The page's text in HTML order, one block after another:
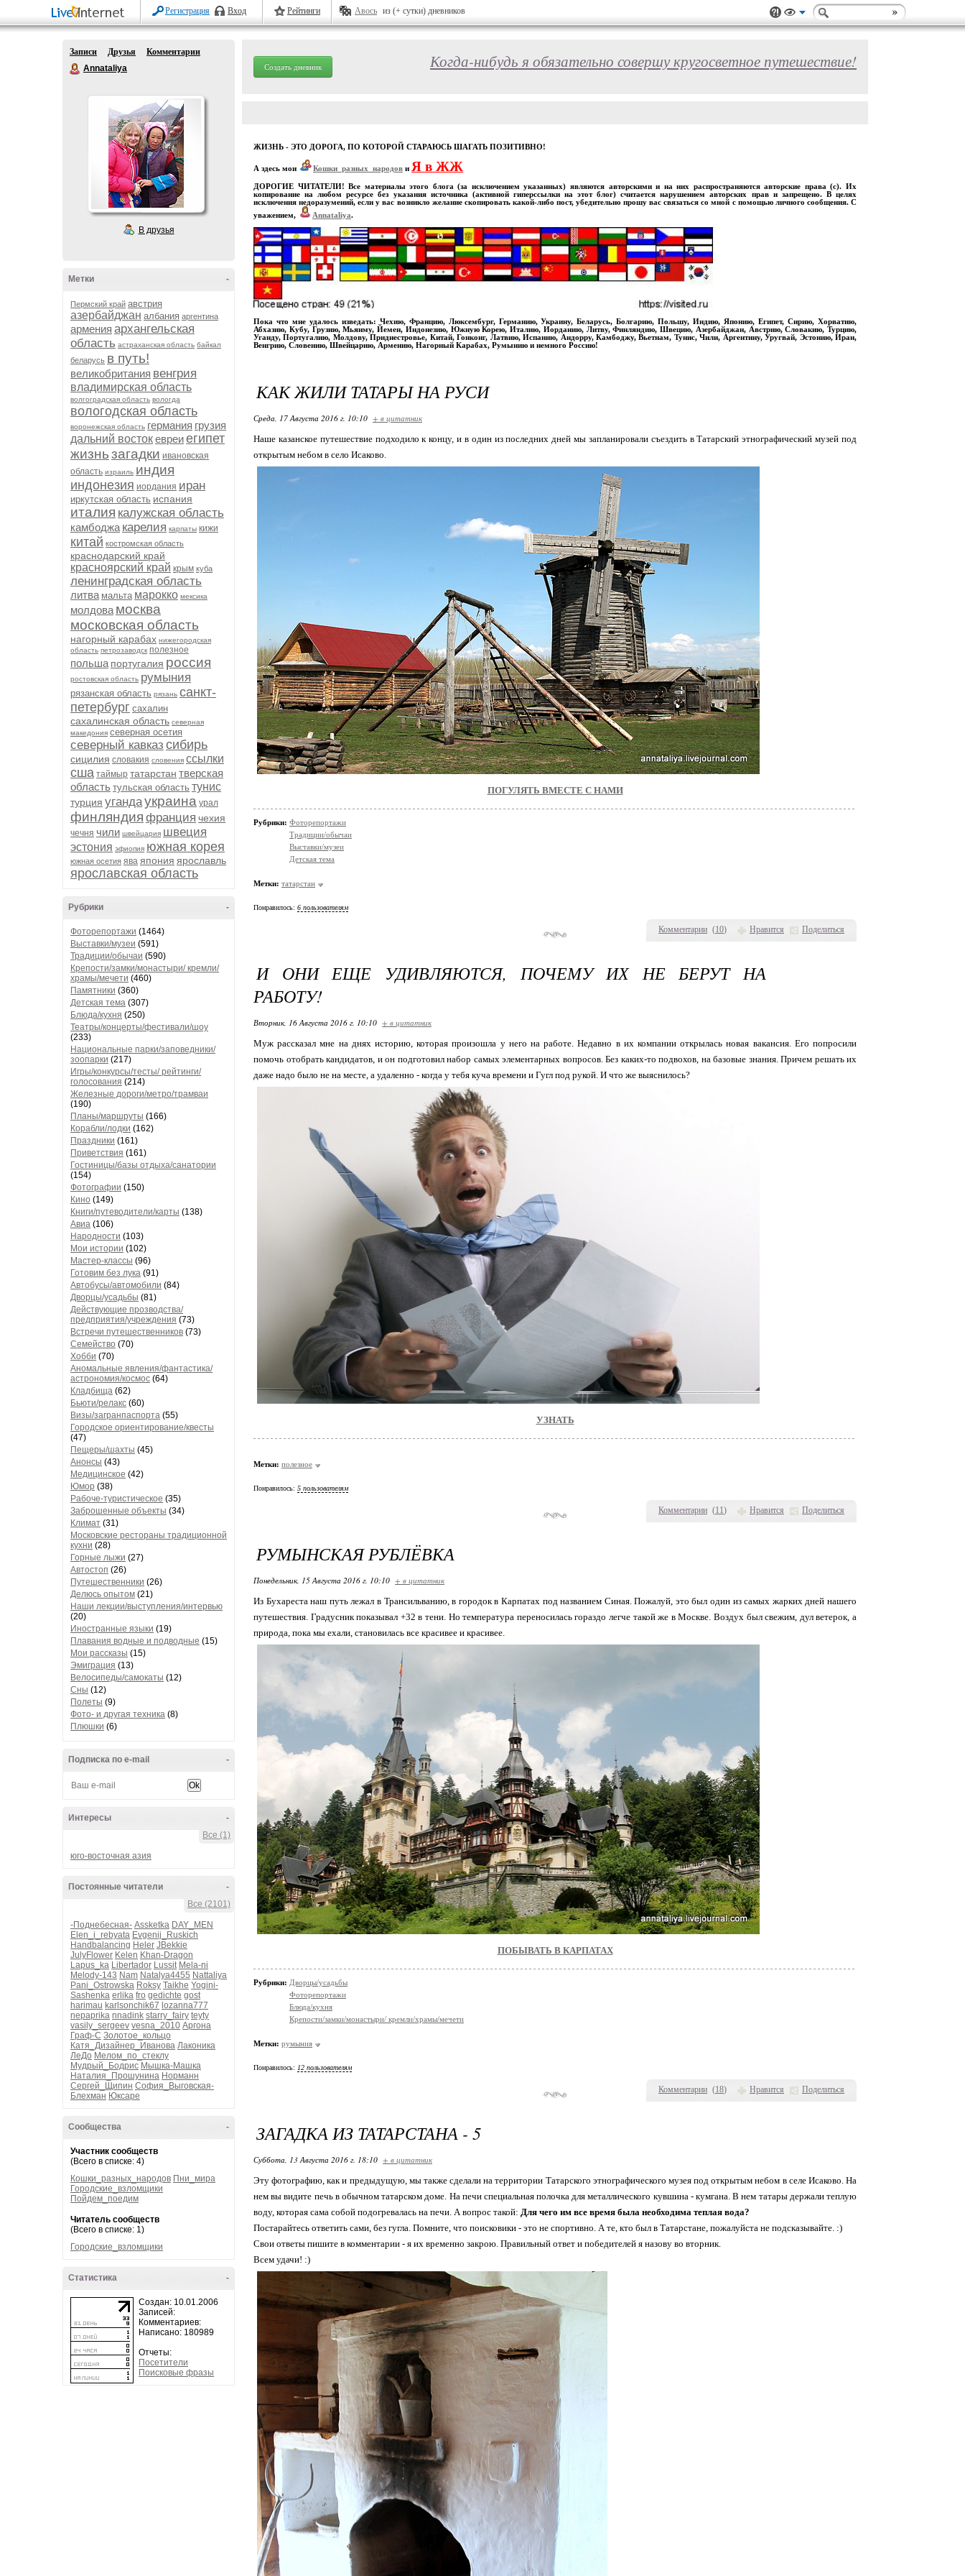
Регистрация Вход Рейтинги Авось из (+ сутки) дневников
Записи Друзья
Комментарии
Annataliya
В друзья
-
Метки
Пермский край австрия
азербайджан албания аргентина
армения архангельская
область астраханская область байкал
беларусь в путь!
великобритания венгрия
владимирская область
волгоградская область вологда
вологодская область
воронежская область германия грузия
дальний востокевреиегипет
жизньзагадки ивановская
область израиль индия
индонезия иордания иран
иркутская область испания
италия калужская область
камбоджа карелия карпаты кижи
китай костромская область
краснодарский край
красноярский край крым куба
ленинградская область
литва мальта марокко мексика
молдова москва
московская область
нагорный карабах нижегородская
область петрозаводск полезное
польша португалия россия
ростовская область румыния
рязанская область рязань санкт-
петербург сахалин
сахалинская область северная
македония северная осетия
северный кавказ сибирь
сицилия словакия словения ссылки
сша таймыр татарстан тверская
область тульская область тунис
турция угандаукраина урал
финляндия франция чехия
чечня чили швейцария швеция
эстония эфиопия южная корея
южная осетия ява япония ярославль
ярославская область
-
Рубрики
Фоторепортажи (1464)
Выставки/музеи (591)
Традиции/обычаи (590)
Крепости/замки/монастыри/ кремли/
храмы/мечети (460)
Памятники (360)
Детская тема (307)
Блюда/кухня (250)
Театры/концерты/фестивали/шоу
(233)
Национальные парки/заповедники/
зоопарки (217)
Игры/конкурсы/тесты/ рейтинги/
голосования (214)
Железные дороги/метро/трамваи
(190)
Планы/маршруты (166)
Корабли/лодки (162)
Праздники (161)
Приветствия (161)
Гостиницы/базы отдыха/санатории
(154)
Фотографии (150)
Кино (149)
Книги/путеводители/карты (138)
Авиа (106)
Народности (103)
Мои истории (102)
Мастер-классы (96)
Готовим без лука (91)
Автобусы/автомобили (84)
Дворцы/усадьбы (81)
Действующие прозводства/
предприятия/учреждения (73)
Встречи путешественников (73)
Семейство (70)
Хобби (70)
Аномальные явления/фантастика/
астрономия/космос (64)
Кладбища (62)
Бьюти/релакс (60)
Визы/загранпаспорта (55)
Городское ориентирование/квесты
(47)
Пещеры/шахты (45)
Анонсы (43)
Медицинское (42)
Юмор (38)
Рабоче-туристическое (35)
Заброшенные объекты (34)
Климат (31)
Московские рестораны традиционной
кухни (28)
Горные лыжи (27)
Автостоп (26)
Путешественники (26)
Делюсь опытом (21)
Наши лекции/выступления/интервью
(20)
Иностранные языки (19)
Плавания водные и подводные (15)
Мои рассказы (15)
Эмиграция (13)
Велосипеды/самокаты (12)
Сны (12)
Полеты (9)
Фото- и другая техника (8)
Плюшки (6)
-
Подписка по e-mail
-
Интересы
Все (1)
юго-восточная азия
-
Постоянные читатели
Все (2101)
-Поднебесная- Assketka DAY_MEN
Elen_i_rebyata Evgenij_Ruskich
Handbalancing Heler JBekkie
JulyFlower Kelen Khan-Dragon
Lapus_ka Libertador Lussit Mela-ni
Melody-143 Nam Natalya4455 Nattaliya
Pani_Ostrowska Roksy Taikhe Yogini-
Sashenka erlika fro gedichte gost
harimau karlsonchik67 lozanna777
nepaprika nnadink starry_fairy teyty
vasily_sergeev vesna_2010 Аргона
Граф-С Золотое_кольцо
Катя_Дизайнер_Иванова Лаконика
ЛеДо Мелом_по_стеклу
Мудрый_Бодрис Мышка-Машка
Наталия_Прошунина Норманн
Сергей_Щипин София_Выговская-
Блехман Юксаре
-
Сообщества
Участник сообществ
(Всего в списке: 4)
Кошки_разных_народов Пни_мира
Городские_взломщики
Пойдем_поедим
Читатель сообществ
(Всего в списке: 1)
Городские_взломщики
-
Статистика
Создан: 10.01.2006
Записей:
Комментариев:
Написано: 180989
Отчеты:
Посетители
Поисковые фразы
Создать дневник Когда-нибудь я обязательно совершу кругосветное путешествие!
ЖИЗНЬ - ЭТО ДОРОГА, ПО КОТОРОЙ СТАРАЮСЬ ШАГАТЬ ПОЗИТИВНО!
А здесь мои Кошки_разных_народов и Я в ЖЖ
ДОРОГИЕ ЧИТАТЕЛИ! Все материалы этого блога (за исключением указанных) являются авторскими и на них распространяются авторские права (с). Их
копирование на любом ресурсе без указания источника (активной гиперссылки на этот блог) считается нарушением авторских прав и запрещено. В целях
исключения недоразумений, если у вас возникло желание скопировать какой-либо пост, убедительно прошу вас связаться со мной с помощью личного сообщения. С
уважением,
Annataliya.
Пока что мне удалось изведать: Чехию, Францию, Люксембург, Германию, Украину, Беларусь, Болгарию, Польшу, Индию, Японию, Египет, Сирию, Хорватию,
Абхазию, Кубу, Грузию, Мьянму, Йемен, Индонезию, Южную Корею, Италию, Иорданию, Литву, Финляндию, Швецию, Азербайджан, Австрию, Словакию, Турцию,
Уганду, Португалию, Молдову, Приднестровье, Китай, Гонконг, Латвию, Испанию, Андорру, Камбоджу, Вьетнам, Тунис, Чили, Аргентину, Уругвай, Эстонию, Иран,
Венгрию, Словению, Швейцарию, Армению, Нагорный Карабах, Румынию и немного Россию!
Комментарии (10) Нравится Поделиться
КАК ЖИЛИ ТАТАРЫ НА РУСИ
Среда, 17 Августа 2016 г. 10:10 + в цитатник
Наше казанское путешествие подходило к концу, и в один из последних дней мы запланировали съездить в Татарский этнографический музей под
открытым небом в село Исаково.
ПОГУЛЯТЬ ВМЕСТЕ С НАМИ
Рубрики: Фоторепортажи
Традиции/обычаи
Выставки/музеи
Детская тема
Метки: татарстан
Понравилось: 6 пользователям
Комментарии (11) Нравится Поделиться
И ОНИ ЕЩЕ УДИВЛЯЮТСЯ, ПОЧЕМУ ИХ НЕ БЕРУТ НА
РАБОТУ!
Вторник, 16 Августа 2016 г. 10:10 + в цитатник
Муж рассказал мне на днях историю, которая произошла у него на работе. Недавно в их компании открылась новая вакансия. Его попросили
помочь отобрать кандидатов, и он подготовил набор самых элементарных вопросов. Без каких-то подвохов, на базовые знания. Причем решать их
даже надо было не на месте, а удаленно - когда у тебя куча времени и Гугл под рукой. И что же выяснилось?
УЗНАТЬ
Метки: полезное
Понравилось: 5 пользователям
Комментарии (18) Нравится Поделиться
РУМЫНСКАЯ РУБЛЁВКА
Понедельник, 15 Августа 2016 г. 10:10 + в цитатник
Из Бухареста наш путь лежал в Трансильванию, в городок в Карпатах под названием Синая. Пожалуй, это был один из самых жарких дней нашего
путешествия. Градусник показывал +32 в тени. Но температура переносилась гораздо легче такой же в Москве. Воздух был свежим, дул ветерок, а
природа, пока мы ехали, становилась все красивее и красивее.
ПОБЫВАТЬ В КАРПАТАХ
Рубрики: Дворцы/усадьбы
Фоторепортажи
Блюда/кухня
Крепости/замки/монастыри/ кремли/храмы/мечети
Метки: румыния
Понравилось: 12 пользователям
ЗАГАДКА ИЗ ТАТАРСТАНА - 5
Суббота, 13 Августа 2016 г. 18:10 + в цитатник
Эту фотографию, как и предыдущую, мы также сделали на территории Татарского этнографического музея под открытым небом в селе Исаково. На
нем вы видите печь в обычном татарском доме. На печи специальная полочка для металлического кувшина - кумгана. В нем татары держали теплую
воду, которая сама собой подогревалась на печи. А вопрос такой: Для чего им все время была необходима теплая вода?
Постарайтесь ответить сами, без гугла. Помните, что поисковики - это не спортивно. А те, кто был в Татарстане, пожалуйста не подсказывайте. :)
Свои ответы пишите в комментарии - я их временно закрою. Правильный ответ и победителей я назову во вторник.
Всем удачи! :)